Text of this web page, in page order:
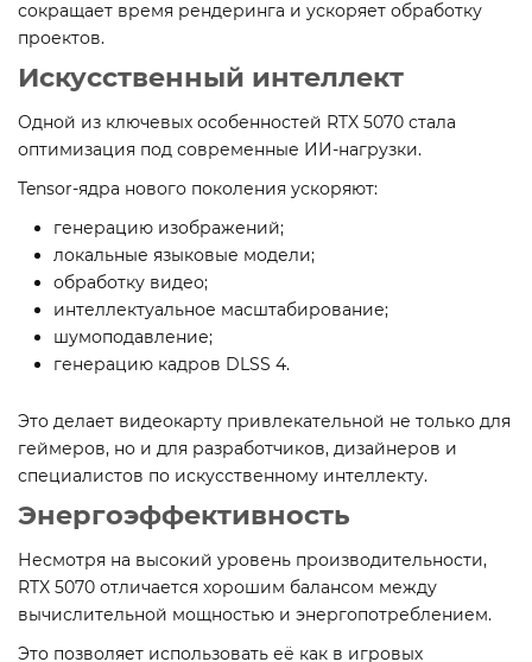
сокращает время рендеринга и ускоряет обработку
проектов.
Искусственный интеллект
Одной из ключевых особенностей RTX 5070 стала
оптимизация под современные ИИ-нагрузки.
Tensor-ядра нового поколения ускоряют:
генерацию изображений;
локальные языковые модели;
обработку видео;
интеллектуальное масштабирование;
шумоподавление;
генерацию кадров DLSS 4.
Это делает видеокарту привлекательной не только для
геймеров, но и для разработчиков, дизайнеров и
специалистов по искусственному интеллекту.
Энергоэффективность
Несмотря на высокий уровень производительности,
RTX 5070 отличается хорошим балансом между
вычислительной мощностью и энергопотреблением.
Это позволяет использовать её как в игровых